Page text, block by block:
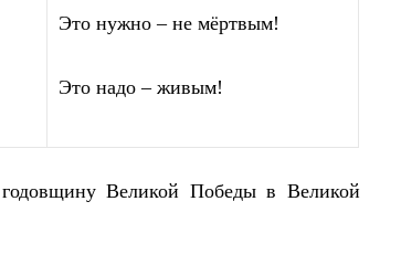
Это нужно – не мёртвым!
Это надо – живым!
Великой Победы в Великой